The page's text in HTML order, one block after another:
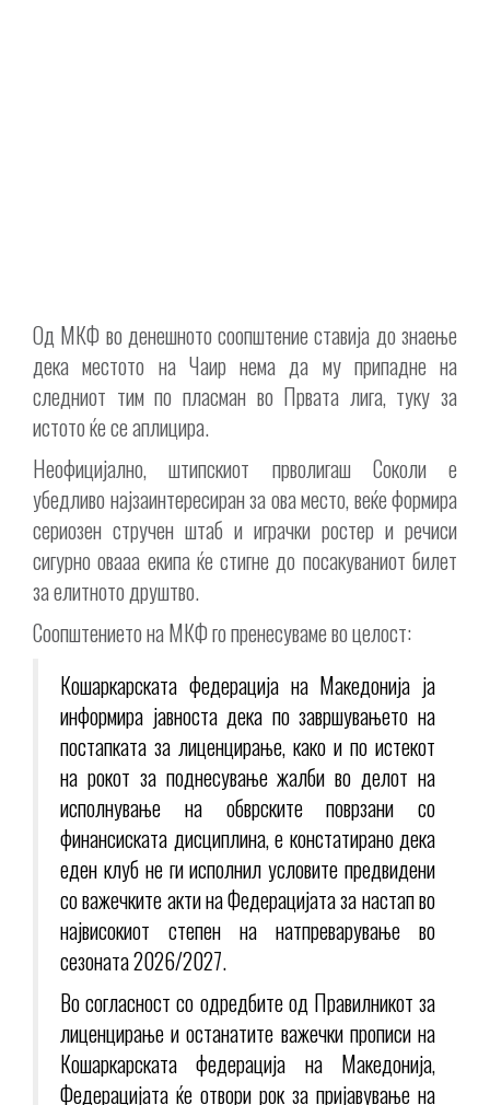
Од МКФ во денешното соопштение ставија до знаење
дека местото на Чаир нема да му припадне на
следниот тим по пласман во Првата лига, туку за
истото ќе се аплицира.
Неофицијално, штипскиот прволигаш Соколи е
убедливо најзаинтересиран за ова место, веќе формира
сериозен стручен штаб и играчки ростер и речиси
сигурно овааа екипа ќе стигне до посакуваниот билет
за елитното друштво.
Соопштението на МКФ го пренесуваме во целост:
Кошаркарската федерација на Македонија ја
информира јавноста дека по завршувањето на
постапката за лиценцирање, како и по истекот
на рокот за поднесување жалби во делот на
исполнување на обврските поврзани со
финансиската дисциплина, е констатирано дека
еден клуб не ги исполнил условите предвидени
со важечките акти на Федерацијата за настап во
највисокиот степен на натпреварување во
сезоната 2026/2027.
Во согласност со одредбите од Правилникот за
лиценцирање и останатите важечки прописи на
Кошаркарската федерација на Македонија,
Федерацијата ќе отвори рок за пријавување на